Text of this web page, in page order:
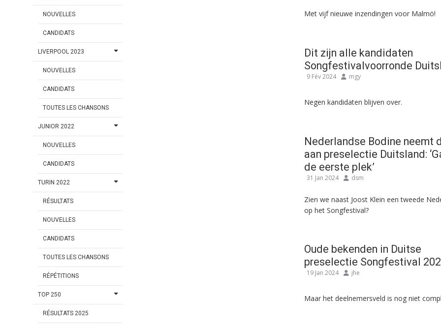
NOUVELLES
CANDIDATS
LIVERPOOL 2023
NOUVELLES
CANDIDATS
TOUTES LES CHANSONS
JUNIOR 2022
NOUVELLES
CANDIDATS
TURIN 2022
RÉSULTATS
NOUVELLES
CANDIDATS
TOUTES LES CHANSONS
RÉPÉTITIONS
TOP 250
RÉSULTATS 2025
Met vijf nieuwe inzendingen voor Malmö!
Dit zijn alle kandidaten
Songfestivalvoorronde
9 Fév 2024 mgy
Negen kandidaten blijven over.
Nederlandse Bodine neemt
aan preselectie Duitsland:
de eerste plek’
31 Jan 2024 dsm
Zien we naast Joost Klein een tweede
op het Songfestival?
Oude bekenden in Duitse
preselectie Songfestival
19 Jan 2024 jhe
Maar het deelnemersveld is nog niet